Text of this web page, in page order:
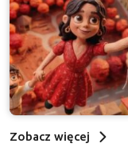
Zobacz więcej